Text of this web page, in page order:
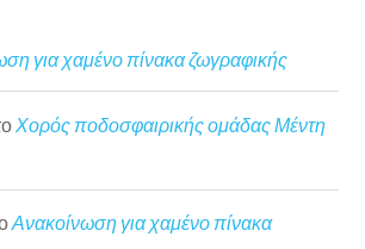
για χαμένο πίνακα ζωγραφικής
Χορός ποδοσφαιρικής ομάδας Μέντη
Ανακοίνωση για χαμένο πίνακα